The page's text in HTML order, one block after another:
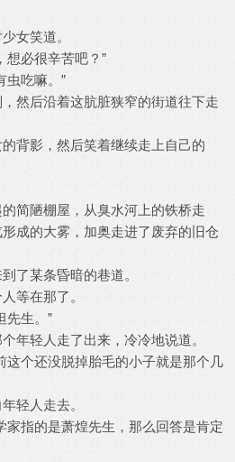
女笑道。
想必很辛苦吧？”
虫吃嘛。”
然后沿着这肮脏狭窄的街道往下走
背影，然后笑着继续走上自己的
简陋棚屋，从臭水河上的铁桥走
成的大雾，加奥走进了废弃的旧仓
了某条昏暗的巷道。
等在那了。
先生。”
年轻人走了出来，冷冷地说道。
这个还没脱掉胎毛的小子就是那个几
轻人走去。
家指的是萧煌先生，那么回答是肯定